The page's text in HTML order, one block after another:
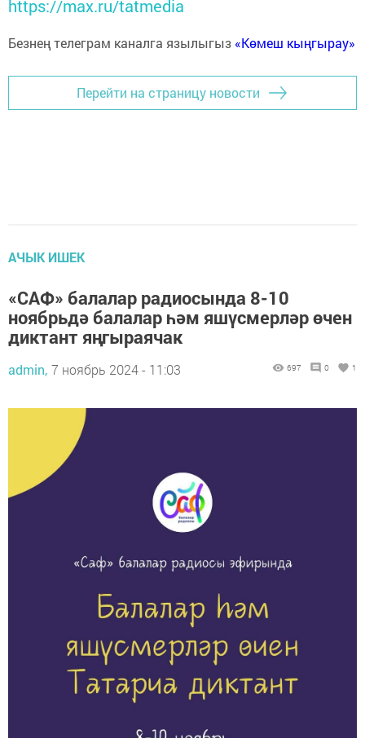
https://max.ru/tatmedia
Безнең телеграм каналга язылыгыз «Көмеш кыңгырау»
Перейти на страницу новости
АЧЫК ИШЕК
«САФ» балалар радиосында 8-10
ноябрьдә балалар һәм яшүсмерләр өчен
диктант яңгыраячак
admin, 7 ноябрь 2024 - 11:03 697 0 1